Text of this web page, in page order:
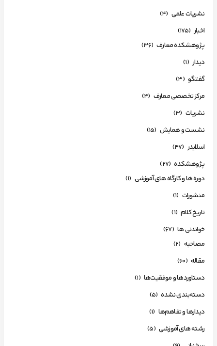
نشریات علمی (4)
اخبار (175)
پژوهشکده معارف (36)
دیدار (1)
گفتگو (3)
مرکز تخصصی معارف (4)
نشریات (3)
نشست و همایش (15)
اسلایدر (47)
پژوهشکده (27)
دوره ها و کارگاه های آموزشی (1)
منشورات (1)
تاریخ کلام (1)
خواندنی ها (67)
مصاحبه (2)
مقاله (60)
دستاوردها و موفقیت‌ها (1)
دسته‌بندی نشده (5)
دیدارها و تفاهم‌ها (1)
رشته های آموزشی (5)